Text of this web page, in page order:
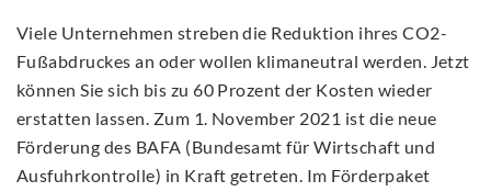
Viele Unternehmen streben die Reduktion ihres CO2-
Fußabdruckes an oder wollen klimaneutral werden. Jetzt
können Sie sich bis zu 60 Prozent der Kosten wieder
erstatten lassen. Zum 1. November 2021 ist die neue
Förderung des BAFA (Bundesamt für Wirtschaft und
Ausfuhrkontrolle) in Kraft getreten. Im Förderpaket